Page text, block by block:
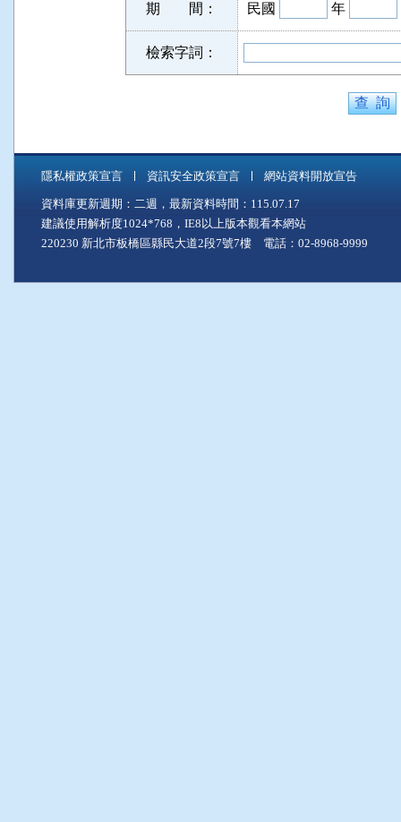
期 間： 民國 年
檢索字詞：
隱私權政策宣言 資訊安全政策宣言 網站資料開放宣告
資料庫更新週期：二週，最新資料時間：115.07.17
建議使用解析度1024*768，IE8以上版本觀看本網站
220230 新北市板橋區縣民大道2段7號7樓 電話：02-8968-9999